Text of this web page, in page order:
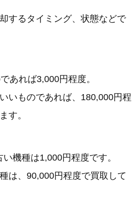
するタイミング、状態などで
あれば3,000円程度。
いものであれば、180,000円程
す。
機種は1,000円程度です。
は、90,000円程度で買取して